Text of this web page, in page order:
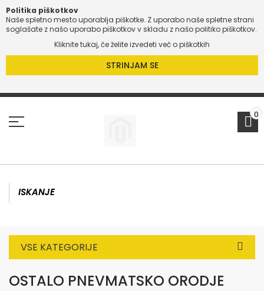
Politika piškotkov
Naše spletno mesto uporablja piškotke. Z uporabo naše spletne strani
soglašate z našo uporabo piškotkov v skladu z našo politiko piškotkov.
Kliknite tukaj, če želite izvedeti več o piškotkih
STRINJAM SE
Preskoči
0
VSE KATEGORIJE
OSTALO PNEVMATSKO ORODJE